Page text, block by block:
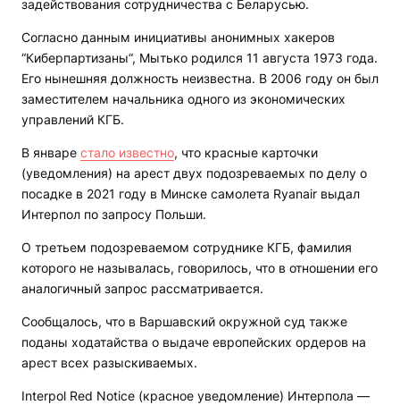
задействования сотрудничества с Беларусью.
Согласно данным инициативы анонимных хакеров
“Киберпартизаны“, Мытько родился 11 августа 1973 года.
Его нынешняя должность неизвестна. В 2006 году он был
заместителем начальника одного из экономических
управлений КГБ.
В январе стало известно, что красные карточки
(уведомления) на арест двух подозреваемых по делу о
посадке в 2021 году в Минске самолета Ryanair выдал
Интерпол по запросу Польши.
О третьем подозреваемом сотруднике КГБ, фамилия
которого не называлась, говорилось, что в отношении его
аналогичный запрос рассматривается.
Сообщалось, что в Варшавский окружной суд также
поданы ходатайства о выдаче европейских ордеров на
арест всех разыскиваемых.
Interpol Red Notice (красное уведомление) Интерпола —